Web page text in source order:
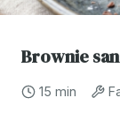
Brownie
15 min